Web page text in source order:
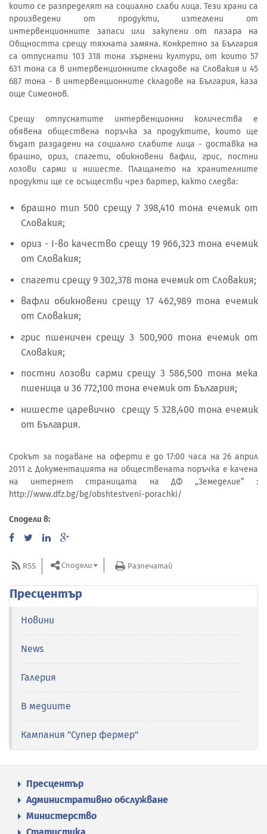
които се разпределят на социално слаби лица. Тези храни са
произведени от продукти, изтеглени от
интервенционните запаси или закупени от пазара на
Общността срещу тяхната замяна. Конкретно за България
са отпуснати 103 318 тона зърнени култури, от които 57
631 тона са в интервенционните складове на Словакия и 45
687 тона - в интервенционните складове на България, каза
още Симеонов.
Срещу отпуснатите интервенционни количества е
обявена обществена поръчка за продуктите, които ще
бъдат раздадени на социално слабите лица - доставка на
брашно, ориз, спагети, обикновени вафли, грис, постни
лозови сарми и нишесте. Плащането на хранителните
продукти ще се осъществи чрез бартер, както следва:
брашно тип 500 срещу 7 398,410 тона ечемик от
Словакия;
ориз - І-во качество срещу 19 966,323 тона ечемик
от Словакия;
спагети срещу 9 302,378 тона ечемик от Словакия;
вафли обикновени срещу 17 462,989 тона ечемик
от Словакия;
грис пшеничен срещу 3 500,900 тона ечемик от
Словакия;
постни лозови сарми срещу 3 586,500 тона мека
пшеница и 36 772,100 тона ечемик от България;
нишесте царевично срещу 5 328,400 тона ечемик
от България.
Срокът за подаване на оферти е до 17:00 часа на 26 април
2011 г. Документацията на обществената поръчка е качена
на интернет страницата на ДФ „Земеделие” :
http://www.dfz.bg/bg/obshtestveni-porachki/
Сподели в:
RSS Сподели Разпечатай
Пресцентър
Новини
News
Галерия
В медиите
Кампания "Супер фермер"
Пресцентър
Административно обслужване
Министерство